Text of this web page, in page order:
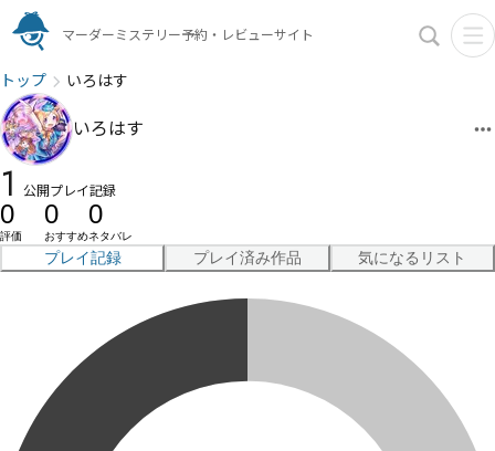
マーダーミステリー予約・レビューサイト
トップ いろはす
いろはす
1 公開プレイ記録
0
評価
0
おすすめ
0
ネタバレ
プレイ記録 プレイ済み作品 気になるリスト